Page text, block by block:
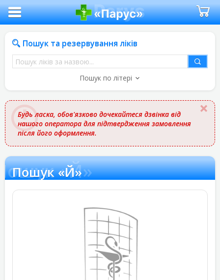
Пошук та резервування ліків
Пошук
ліків
назвою
Пошук по літері
Будь ласка, обов'язково дочекайтеся дзвінка від
нашого оператора для підтвердження замовлення
після його оформлення.
«Й»
Пошук «Й»